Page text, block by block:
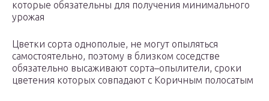
которые обязательны для получения минимального
урожая
Цветки сорта однополые, не могут опыляться
самостоятельно, поэтому в близком соседстве
обязательно высаживают сорта–опылители, сроки
цветения которых совпадают с Коричным полосатым